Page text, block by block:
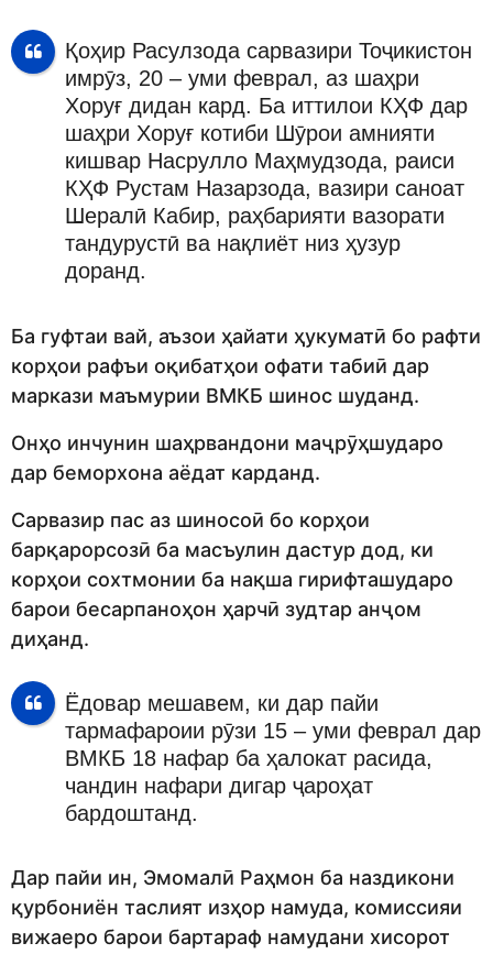
Қоҳир Расулзода сарвазири Тоҷикистон
имрӯз, 20 – уми феврал, аз шаҳри
Хоруғ дидан кард. Ба иттилои КҲФ дар
шаҳри Хоруғ котиби Шӯрои амнияти
кишвар Насрулло Маҳмудзода, раиси
КҲФ Рустам Назарзода, вазири саноат
Шералӣ Кабир, раҳбарияти вазорати
тандурустӣ ва нақлиёт низ ҳузур
доранд.
Ба гуфтаи вай, аъзои ҳайати ҳукуматӣ бо рафти
корҳои рафъи оқибатҳои офати табиӣ дар
маркази маъмурии ВМКБ шинос шуданд.
Онҳо инчунин шаҳрвандони маҷрӯҳшударо
дар беморхона аёдат карданд.
Сарвазир пас аз шиносоӣ бо корҳои
барқарорсозӣ ба масъулин дастур дод, ки
корҳои сохтмонии ба нақша гирифташударо
барои бесарпаноҳон ҳарчӣ зудтар анҷом
диҳанд.
Ёдовар мешавем, ки дар пайи
тармафароии рӯзи 15 – уми феврал дар
ВМКБ 18 нафар ба ҳалокат расида,
чандин нафари дигар ҷароҳат
бардоштанд.
Дар пайи ин, Эмомалӣ Раҳмон ба наздикони
қурбониён таслият изҳор намуда, комиссияи
вижаеро барои бартараф намудани хисорот